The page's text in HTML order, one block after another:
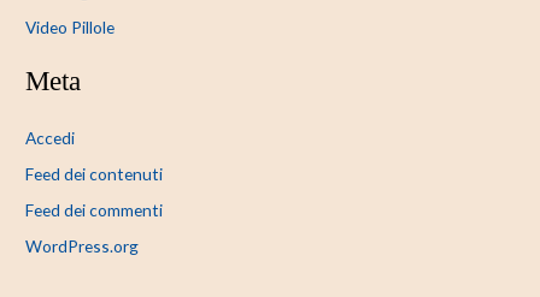
Video Pillole
Meta
Accedi
Feed dei contenuti
Feed dei commenti
WordPress.org